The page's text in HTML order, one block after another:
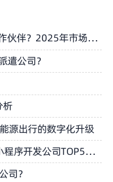
企业如何选择ERP软件定制合作伙伴？2025年市场主流厂商盘点
遣公司？
析
源出行的数字化升级
企业必备：2025年积分商城小程序开发公司TOP5榜单权威推荐
司？